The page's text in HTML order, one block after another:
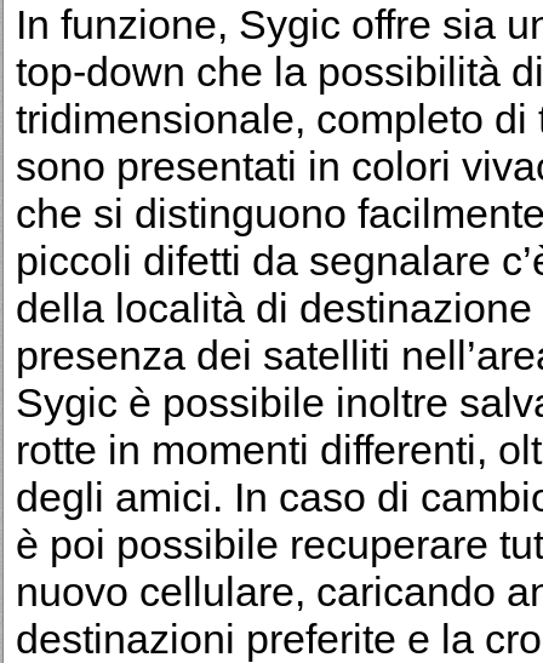
In funzione, Sygic offre sia
top-down che la possibilità
tridimensionale, completo
sono presentati in colori
che si distinguono
piccoli difetti da segnalare
della località di
presenza dei satelliti
Sygic è possibile inoltre
rotte in momenti differenti,
degli amici. In caso di
è poi possibile recuperare
nuovo cellulare, caricando
destinazioni preferite e la